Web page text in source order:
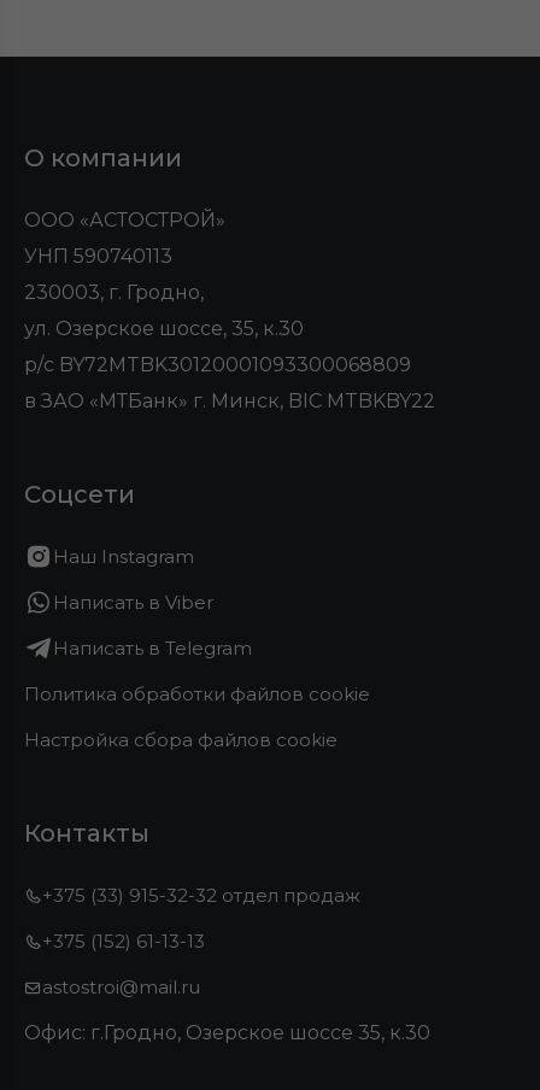
О компании
ООО «АСТОСТРОЙ»
УНП 590740113
230003, г. Гродно,
ул. Озерское шоссе, 35, к.30
р/с BY72MTBK30120001093300068809
в ЗАО «МТБанк» г. Минск, BIC MTBKBY22
Соцсети
Наш Instagram
Написать в Viber
Написать в Telegram
Политика обработки файлов cookie
Настройка сбора файлов cookie
Контакты
+375 (33) 915-32-32 отдел продаж
+375 (152) 61-13-13
astostroi@mail.ru
Офис: г.Гродно, Озерское шоссе 35, к.30